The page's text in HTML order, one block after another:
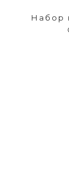
Набор